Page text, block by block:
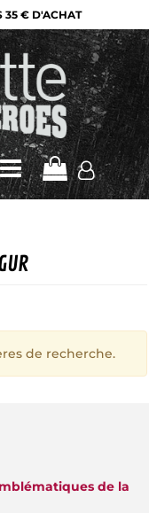
35 € D'ACHAT
de recherche.
de la